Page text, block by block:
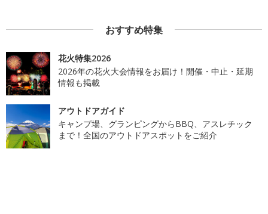
おすすめ特集
花火特集2026
2026年の花火大会情報をお届け！開催・中止・延期
情報も掲載
アウトドアガイド
キャンプ場、グランピングからBBQ、アスレチック
まで！全国のアウトドアスポットをご紹介